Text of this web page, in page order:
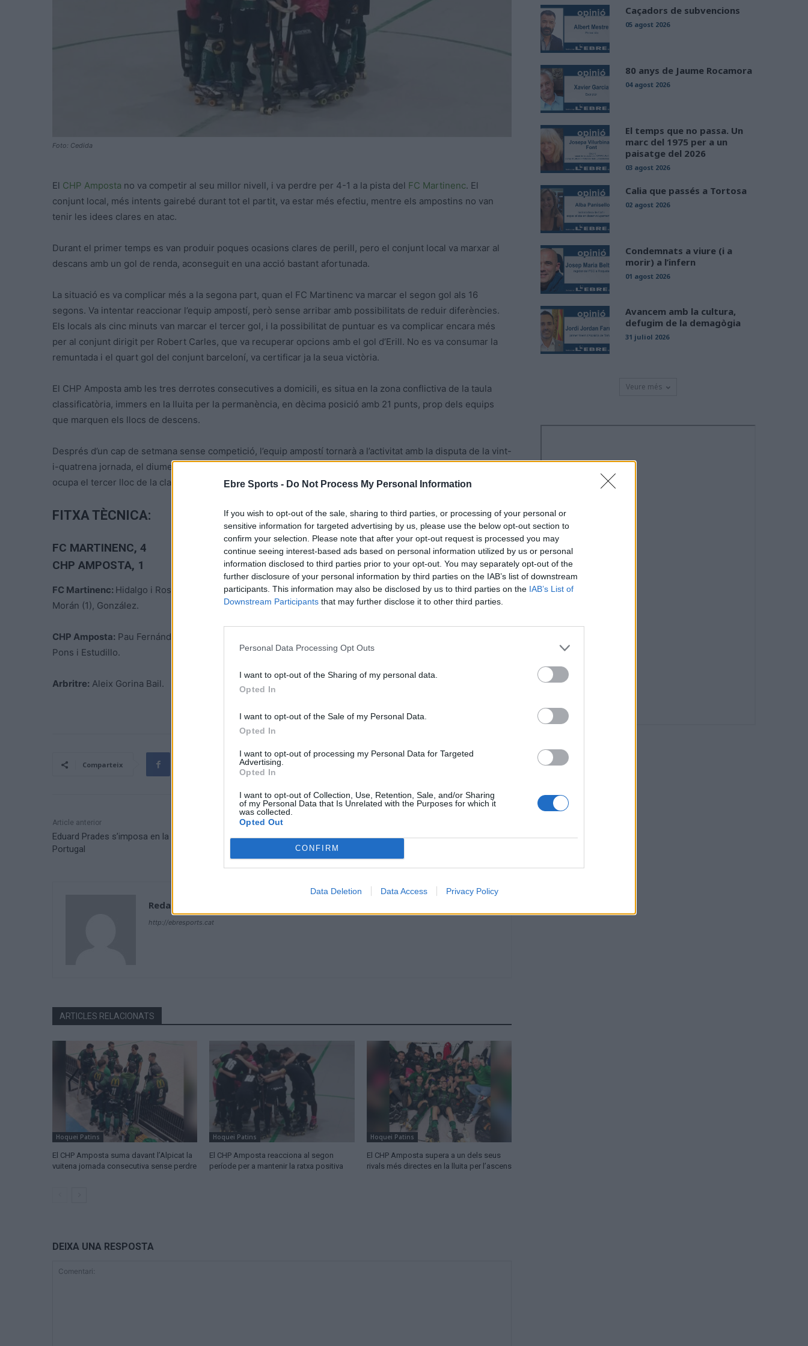
Ebre Sports - Do Not Process My Personal Information
If you wish to opt-out of the sale, sharing to third parties, or processing of your personal or
sensitive information for targeted advertising by us, please use the below opt-out section to
confirm your selection. Please note that after your opt-out request is processed you may
continue seeing interest-based ads based on personal information utilized by us or personal
information disclosed to third parties prior to your opt-out. You may separately opt-out of the
further disclosure of your personal information by third parties on the IAB’s list of downstream
participants. This information may also be disclosed by us to third parties on the IAB’s List of
Downstream Participants that may further disclose it to other third parties.
Personal Data Processing Opt Outs
I want to opt-out of the Sharing of my personal data.
Opted In
I want to opt-out of the Sale of my Personal Data.
Opted In
I want to opt-out of processing my Personal Data for Targeted
Advertising.
Opted In
I want to opt-out of Collection, Use, Retention, Sale, and/or Sharing
of my Personal Data that Is Unrelated with the Purposes for which it
was collected.
Opted Out
CONFIRM
Data Deletion Data Access Privacy Policy
Foto: Cedida
El CHP Amposta no va competir al seu millor nivell, i va perdre per 4-1 a la pista del FC Martinenc. El
conjunt local, més intents gairebé durant tot el partit, va estar més efectiu, mentre els ampostins no van
tenir les idees clares en atac.
Durant el primer temps es van produir poques ocasions clares de perill, pero el conjunt local va marxar al
descans amb un gol de renda, aconseguit en una acció bastant afortunada.
La situació es va complicar més a la segona part, quan el FC Martinenc va marcar el segon gol als 16
segons. Va intentar reaccionar l’equip ampostí, però sense arribar amb possibilitats de reduir diferències.
Els locals als cinc minuts van marcar el tercer gol, i la possibilitat de puntuar es va complicar encara més
per al conjunt dirigit per Robert Carles, que va recuperar opcions amb el gol d’Erill. No es va consumar la
remuntada i el quart gol del conjunt barceloní, va certificar ja la seua victòria.
El CHP Amposta amb les tres derrotes consecutives a domicili, es situa en la zona conflictiva de la taula
classificatòria, immers en la lluita per la permanència, en dècima posició amb 21 punts, prop dels equips
que marquen els llocs de descens.
Després d’un cap de setmana sense competició, l’equip ampostí tornarà a l’activitat amb la disputa de la vint-
i-quatrena jornada, el diumenge 7 d’abril, a la pista del
ocupa el tercer lloc de la classificació.
FITXA TÈCNICA:
FC MARTINENC, 4
CHP AMPOSTA, 1
FC Martinenc: Hidalgo i Ros, porters Salvatierra, Angulo (1), Escola (1), Parramon, Gómez, Figuerola (1),
Morán (1), González.
CHP Amposta: Pau Fernández, porter, Pau Esquerré, De Alfonso, Ferran Pons, Erill (1), Labernia, Josep
Pons i Estudillo.
Arbritre: Aleix Gorina Bail.
Comparteix
Article anterior
Eduard Prades s’imposa en la Volta ao Alentejo a
Portugal
La Cursa del Pont de Deltebre continua augmentant la
Redacció
http://ebresports.cat
ARTICLES RELACIONATS
Hoquei Patins
El CHP Amposta suma davant l’Alpicat la
vuitena jornada consecutiva sense perdre
Hoquei Patins
El CHP Amposta reacciona al segon
període per a mantenir la ratxa positiva
Hoquei Patins
El CHP Amposta supera a un dels seus
rivals més directes en la lluita per l’ascens
DEIXA UNA RESPOSTA
Caçadors de subvencions
05 agost 2026
80 anys de Jaume Rocamora
04 agost 2026
El temps que no passa. Un
marc del 1975 per a un
paisatge del 2026
03 agost 2026
Calia que passés a Tortosa
02 agost 2026
Condemnats a viure (i a
morir) a l’infern
01 agost 2026
Avancem amb la cultura,
defugim de la demagògia
31 juliol 2026
Veure més